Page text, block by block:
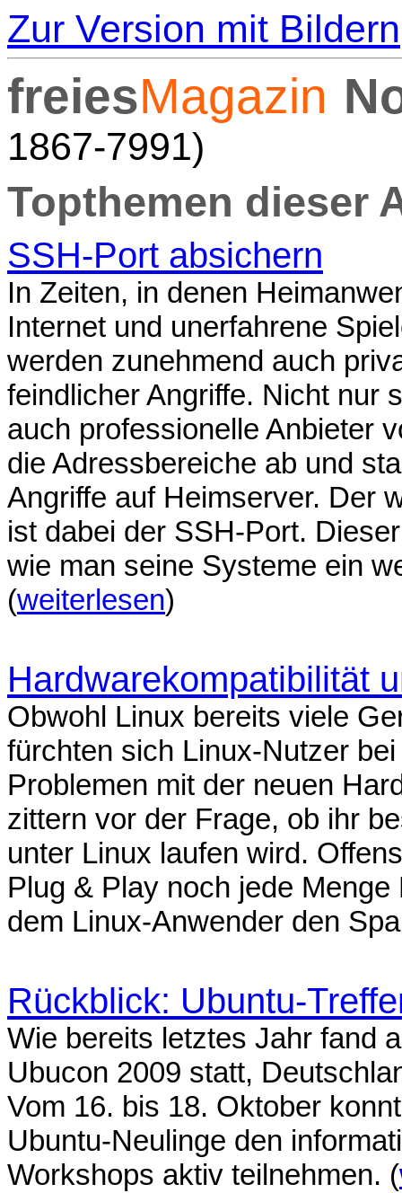
Zur Version mit Bildern
freiesMagazin
1867-7991)
Topthemen dieser
SSH-Port absichern
In Zeiten, in denen
Internet und unerfahrene
werden zunehmend auch
feindlicher Angriffe. Nicht nur
auch professionelle Anbieter
die Adressbereiche ab und
Angriffe auf Heimserver. Der
ist dabei der SSH-Port.
wie man seine Systeme ein
(weiterlesen)
Hardwarekompatibilität
Obwohl Linux bereits viele
fürchten sich Linux-Nutzer
Problemen mit der neuen
zittern vor der Frage, ob ihr
unter Linux laufen wird.
Plug & Play noch jede
dem Linux-Anwender den
Rückblick: Ubuntu-
Wie bereits letztes Jahr fand
Ubucon 2009 statt,
Vom 16. bis 18. Oktober
Ubuntu-Neulinge den
Workshops aktiv teilnehmen. (